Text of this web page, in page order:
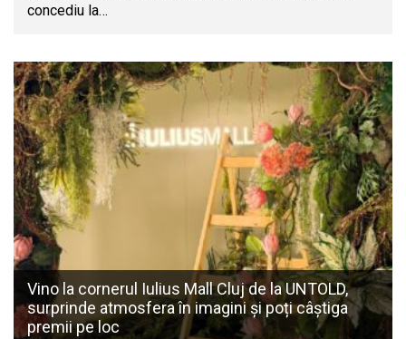
concediu la…
Vino la cornerul Iulius Mall Cluj de la UNTOLD,
surprinde atmosfera în imagini și poți câștiga
premii pe loc